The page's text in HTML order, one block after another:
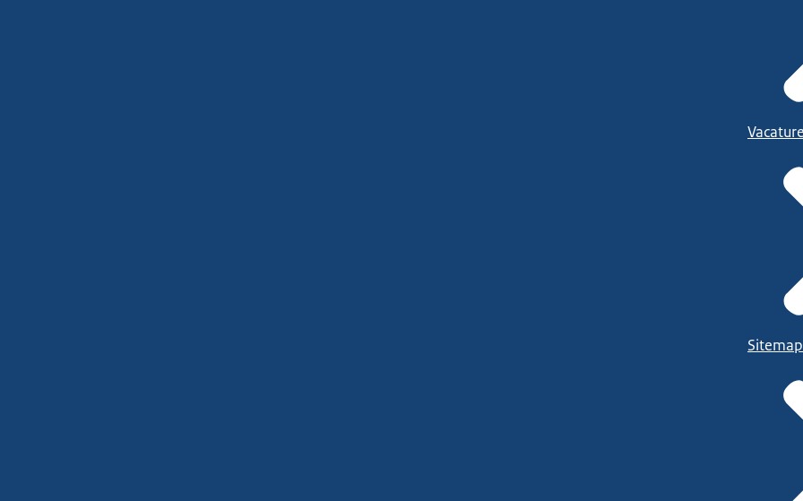
Sitemap